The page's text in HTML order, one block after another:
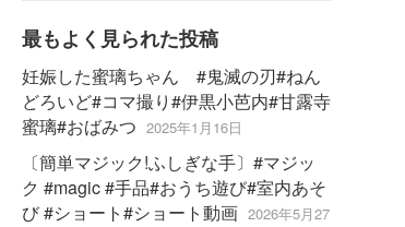
最もよく見られた投稿
妊娠した蜜璃ちゃん #鬼滅の刃#ねん
どろいど#コマ撮り#伊黒小芭内#甘露寺
蜜璃#おばみつ 2025年1月16日
〔簡単マジック!ふしぎな手〕#マジッ
ク #magic #手品#おうち遊び#室内あそ
び #ショート#ショート動画 2026年5月27